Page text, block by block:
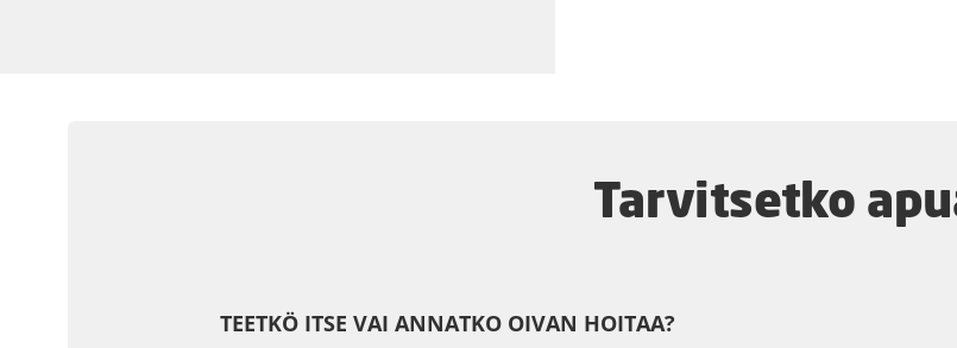
Tarvitsetko
TEETKÖ ITSE VAI ANNATKO OIVAN HOITAA?